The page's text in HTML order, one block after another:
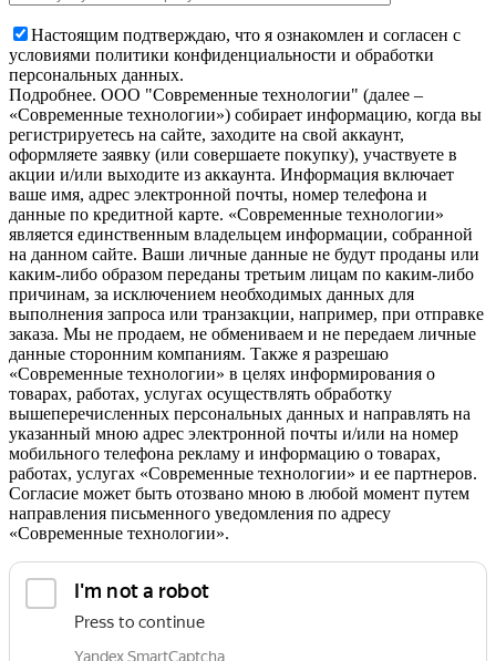
Настоящим подтверждаю, что я ознакомлен и согласен с
условиями политики конфиденциальности и обработки
персональных данных.
Подробнее. OOO "Современные технологии" (далее –
«Современные технологии») собирает информацию, когда вы
регистрируетесь на сайте, заходите на свой аккаунт,
оформляете заявку (или совершаете покупку), участвуете в
акции и/или выходите из аккаунта. Информация включает
ваше имя, адрес электронной почты, номер телефона и
данные по кредитной карте. «Современные технологии»
является единственным владельцем информации, собранной
на данном сайте. Ваши личные данные не будут проданы или
каким-либо образом переданы третьим лицам по каким-либо
причинам, за исключением необходимых данных для
выполнения запроса или транзакции, например, при отправке
заказа. Мы не продаем, не обмениваем и не передаем личные
данные сторонним компаниям. Также я разрешаю
«Современные технологии» в целях информирования о
товарах, работах, услугах осуществлять обработку
вышеперечисленных персональных данных и направлять на
указанный мною адрес электронной почты и/или на номер
мобильного телефона рекламу и информацию о товарах,
работах, услугах «Современные технологии» и ее партнеров.
Согласие может быть отозвано мною в любой момент путем
направления письменного уведомления по адресу
«Современные технологии».